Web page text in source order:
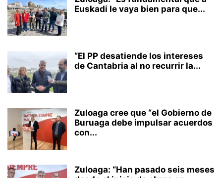
Euskadi le vaya bien para que...
“El PP desatiende los intereses
de Cantabria al no recurrir la...
Zuloaga cree que “el Gobierno de
Buruaga debe impulsar acuerdos
con...
Zuloaga: “Han pasado seis meses